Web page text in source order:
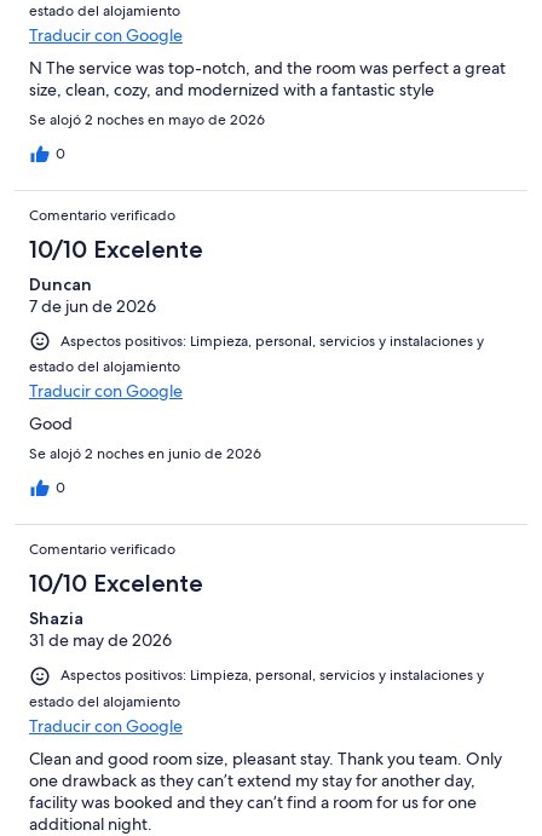
estado del alojamiento
Traducir con Google
N The service was top-notch, and the room was perfect a great
size, clean, cozy, and modernized with a fantastic style
Se alojó 2 noches en mayo de 2026
0
Comentario verificado
10/10 Excelente
Duncan
7 de jun de 2026
Aspectos positivos: Limpieza, personal, servicios y instalaciones y
estado del alojamiento
Traducir con Google
Good
Se alojó 2 noches en junio de 2026
0
Comentario verificado
10/10 Excelente
Shazia
31 de may de 2026
Aspectos positivos: Limpieza, personal, servicios y instalaciones y
estado del alojamiento
Traducir con Google
Clean and good room size, pleasant stay. Thank you team. Only
one drawback as they can’t extend my stay for another day,
facility was booked and they can’t find a room for us for one
additional night.